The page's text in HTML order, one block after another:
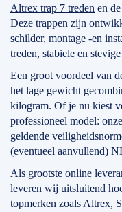
Altrex trap 7 treden en
Deze trappen zijn
schilder, montage -en
treden, stabiele en
Een groot voordeel van
het lage gewicht
kilogram. Of je nu kiest
professioneel model:
geldende
(eventueel aanvullend)
Als grootste online
leveren wij uitsluitend
topmerken zoals Altrex,